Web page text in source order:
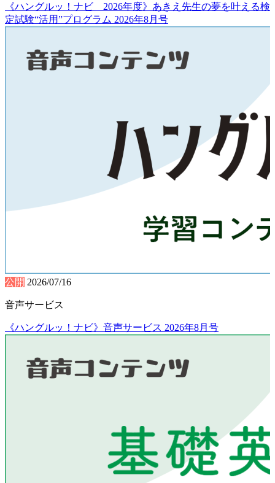
《ハングルッ！ナビ 2026年度》あきえ先生の夢を叶える検
定試験“活用”プログラム 2026年8月号
公開 2026/07/16
音声サービス
《ハングルッ！ナビ》音声サービス 2026年8月号